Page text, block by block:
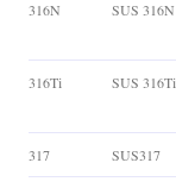
316N SUS 316N
316Ti SUS 316Ti
317 SUS317